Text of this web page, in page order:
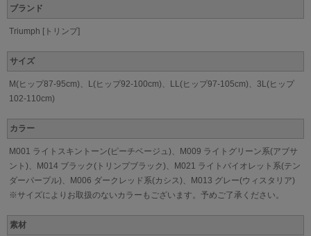
ブランド
Triumph [トリンプ]
サイズ
M(ヒップ87-95cm)、L(ヒップ92-100cm)、LL(ヒップ97-105cm)、3L(ヒップ
102-110cm)
カラー
M001 ライトスキントーン(ピーチベージュ)、M009 ライトグリーン系(アブサ
ント)、M014 ブラック(トリンプブラック)、M021 ライトバイオレット系(テン
ダーパープル)、M006 ダークレッド系(カシス)、M013 グレー(ウィスタリア)
※サイズによりお取扱のないカラーもございます。予めご了承ください。
素材